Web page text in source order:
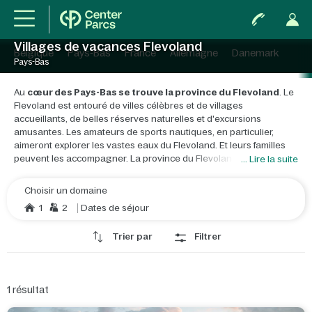
Belgique Pays-Bas France Allemagne Danemark
Villages de vacances Flevoland
Pays-Bas
Au cœur des Pays-Bas se trouve la province du Flevoland. Le
Flevoland est entouré de villes célèbres et de villages
accueillants, de belles réserves naturelles et d'excursions
amusantes. Les amateurs de sports nautiques, en particulier,
aimeront explorer les vastes eaux du Flevoland. Et leurs familles
peuvent les accompagner. La province du Flevoland dispose de
enfants en raison de leurs eaux peu profondes.
confortables terrasses pour s’offrir un casse-croûte entre deux
parcours d’escalade, le Parcours de l’Aventure, des troncs
... Lire la suite
Choisir un domaine
1
2 Dates de séjour
Trier par Filtrer
1 résultat